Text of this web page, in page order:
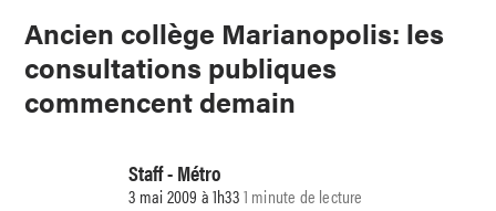
Ancien collège Marianopolis: les
consultations publiques
commencent demain
Staff - Métro
3 mai 2009 à 1h331 minute de lecture